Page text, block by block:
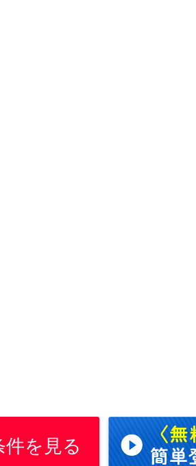
件を見る